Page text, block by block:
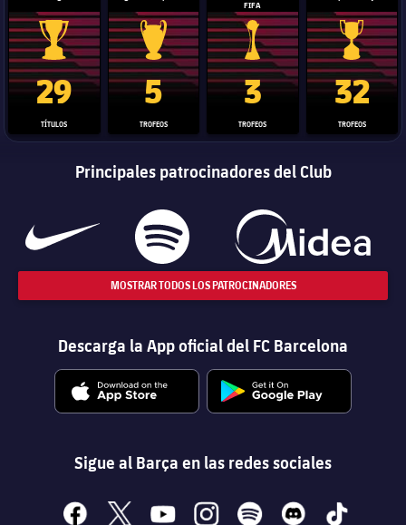
Trofeo de La Liga
29
TÍTULOS
Trofeo de la Liga de Campeones
5
TROFEOS
FIFA
Trofeo del Mundial de
3
TROFEOS
Copa del
32
TROFEOS
Principales patrocinadores del Club
MOSTRAR TODOS LOS PATROCINADORES
Descarga la App oficial del FC Barcelona
Sigue al Barça en las redes sociales
facebook
x youtubeinstagramspotify discord tiktok